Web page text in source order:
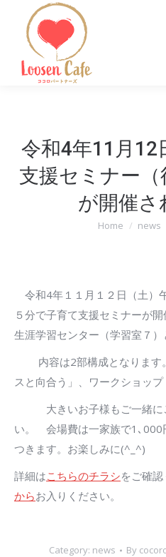
令和4年11月12
支援セミナー（
が開催さ
You are here:
Home news
令和4年１１月１２日（土）
５分で子育て支援セミナーが
生涯学習センター（学習室７）
内容は2部構成となります
スと向合う」、ワークショップ
大きいお子様もご一緒にご
い。 会場費は一家族で1､000
つきます。お楽しみに(^_^)
詳細はこちらのチラシをご確
からお入りください。
Category: news By